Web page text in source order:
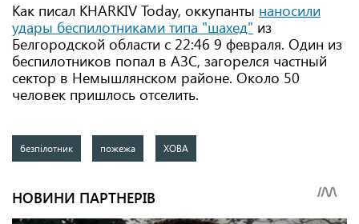
Как писал KHARKIV Today, оккупанты наносили
удары беспилотниками типа "шахед" из
Белгородской области с 22:46 9 февраля. Один из
беспилотников попал в АЗС, загорелся частный
сектор в Немышлянском районе. Около 50
человек пришлось отселить.
безпілотник пожежа ХОВА